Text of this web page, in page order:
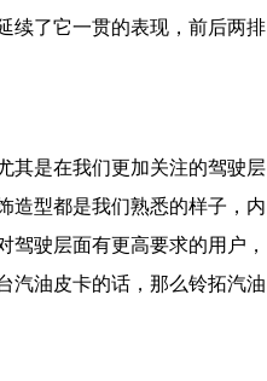
续了它一贯的表现，前后两排
是在我们更加关注的驾驶层
造型都是我们熟悉的样子，内
驶层面有更高要求的用户，
汽油皮卡的话，那么铃拓汽油